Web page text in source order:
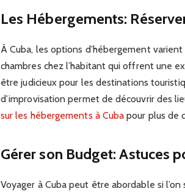
Les Hébergements:
À Cuba, les options d’hébergement
chambres chez l’habitant qui offrent une
être judicieux pour les destinations
d’improvisation permet de découvrir des
sur les hébergements à Cuba pour plus de
Gérer son Budget: Astuces
Voyager à Cuba peut être abordable si